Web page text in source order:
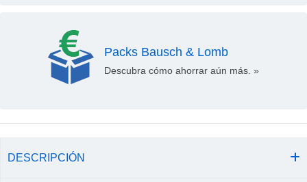
Packs Bausch & Lomb
Descubra cómo ahorrar aún más. »
DESCRIPCIÓN